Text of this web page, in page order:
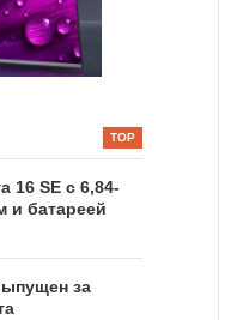
16 SE с 6,84-
и батареей
за